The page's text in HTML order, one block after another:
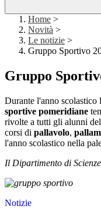
Home >
Novità >
Le notizie >
Gruppo Sportivo
Gruppo
Durante l'anno
sportive pomeridiane
rivolte a tutti gli alunni
corsi di pallavolo,
l'anno scolastico nella
Il Dipartimento di
Notizie